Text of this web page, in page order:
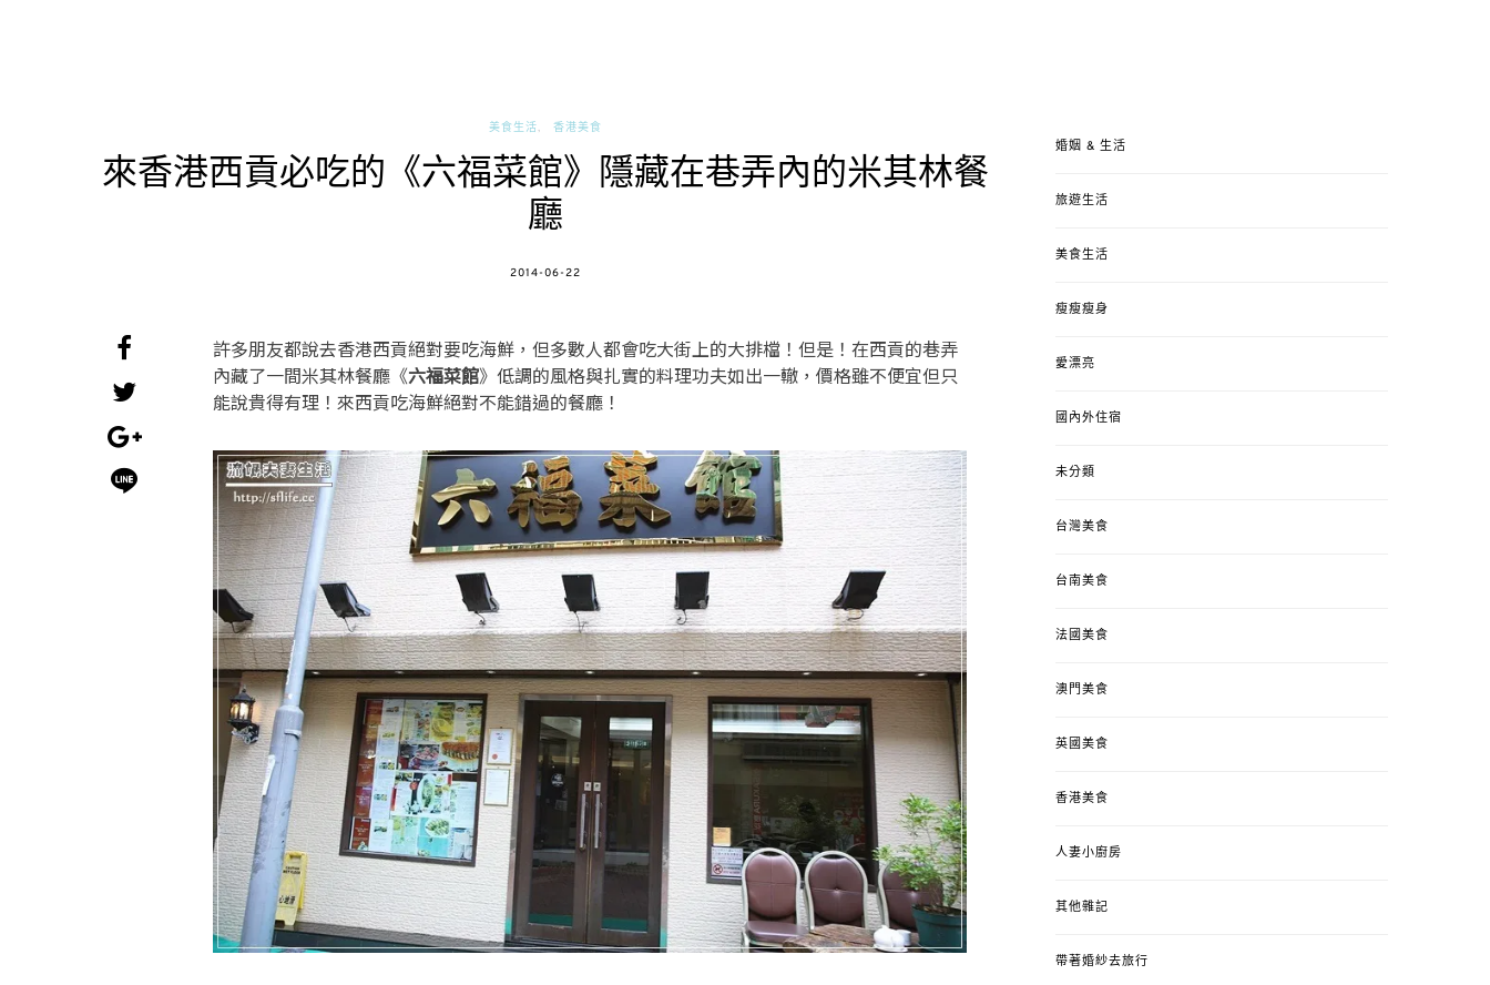
美食生活 香港美食
來香港西貢必吃的《六福菜館》隱藏在巷弄內的米其林餐
廳
POSTED
2014-06-22
許多朋友都說去香港西貢絕對要吃海鮮，但多數人都會吃大街上的大排檔！但是！在西貢的巷弄
內藏了一間米其林餐廳《六福菜館》低調的風格與扎實的料理功夫如出一轍，價格雖不便宜但只
能說貴得有理！來西貢吃海鮮絕對不能錯過的餐廳！
婚姻 & 生活
旅遊生活
美食生活
瘦瘦瘦身
愛漂亮
國內外住宿
未分類
台灣美食
台南美食
法國美食
澳門美食
英國美食
香港美食
人妻小廚房
其他雜記
帶著婚紗去旅行